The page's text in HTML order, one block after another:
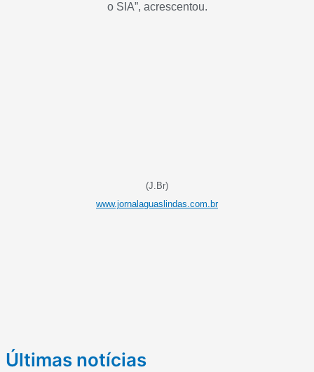
o SIA”, acrescentou.
(J.Br)
www.jornalaguaslindas.com.br
Últimas notícias